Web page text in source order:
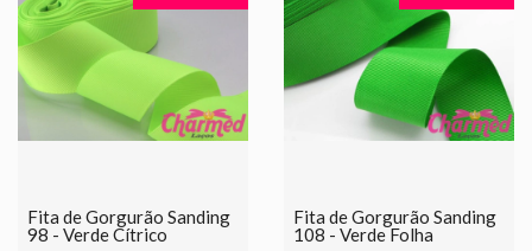
Fita de Gorgurão Sanding
98 - Verde Cítrico
Fita de Gorgurão Sanding
108 - Verde Folha